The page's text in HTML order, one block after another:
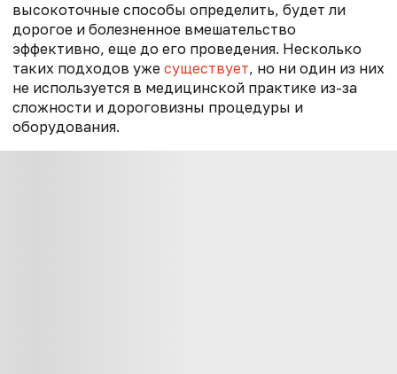
высокоточные способы определить, будет ли
дорогое и болезненное вмешательство
эффективно, еще до его проведения. Несколько
таких подходов уже существует, но ни один из них
не используется в медицинской практике из-за
сложности и дороговизны процедуры и
оборудования.